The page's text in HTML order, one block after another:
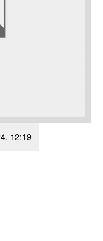
12:19